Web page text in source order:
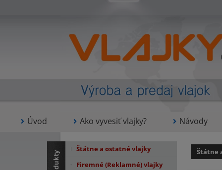
Úvod Ako vyvesiť vlajky? Návody
Štátne
Štátne a ostatné vlajky
Firemné (Reklamné) vlajky